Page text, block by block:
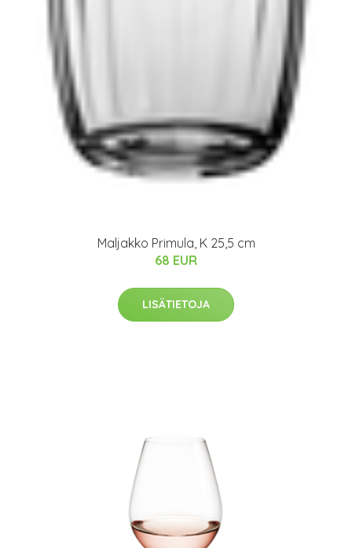
Maljakko Primula, K 25,5 cm
68 EUR
LISÄTIETOJA